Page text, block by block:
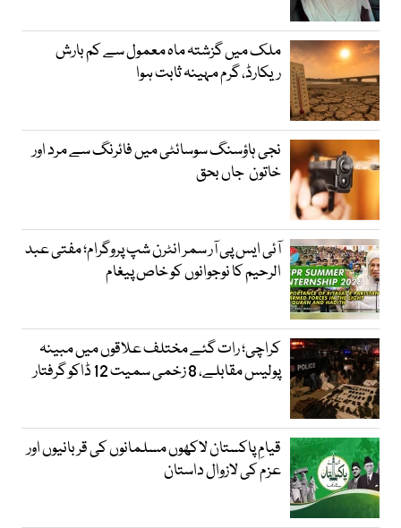
ملک میں گزشتہ ماہ معمول سے کم بارش
ریکارڈ، گرم مہینہ ثابت ہوا
نجی ہاؤسنگ سوسائٹی میں فائرنگ سے مرد اور
خاتون جاں بحق
آئی ایس پی آر سمر انٹرن شپ پروگرام؛ مفتی عبد
الرحیم کا نوجوانوں کو خاص پیغام
کراچی؛ رات گئے مختلف علاقوں میں مبینہ
پولیس مقابلے، 8 زخمی سمیت 12 ڈاکو گرفتار
قیامِ پاکستان لاکھوں مسلمانوں کی قربانیوں اور
عزم کی لازوال داستان